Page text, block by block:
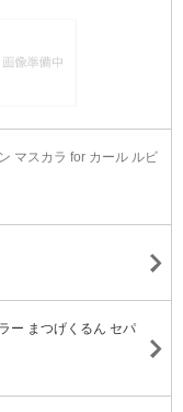
マスカラ for カール ルビ
ー まつげくるん セパ